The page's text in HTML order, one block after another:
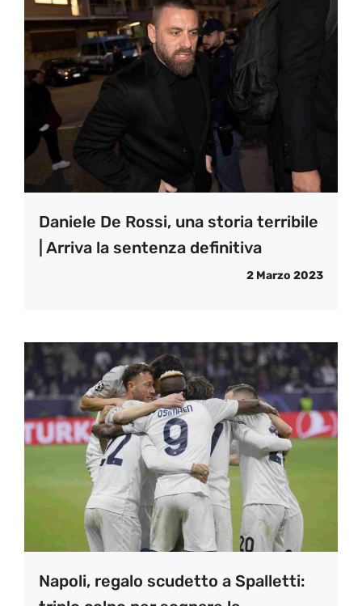
Daniele De Rossi, una storia terribile
| Arriva la sentenza definitiva
2 Marzo 2023
Napoli, regalo scudetto a Spalletti: